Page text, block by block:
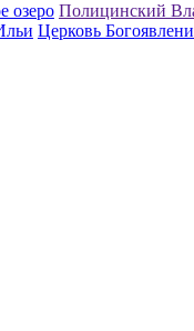
озеро Полицинский
Церковь